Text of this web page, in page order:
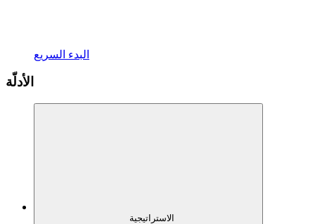
البدء السريع
الأدلّة
الاستراتيجية